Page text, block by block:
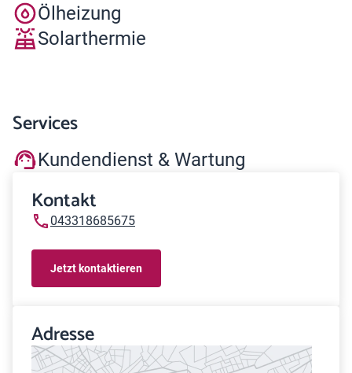
Ölheizung
Solarthermie
Services
Kundendienst & Wartung
Kontakt
043318685675
Jetzt kontaktieren
Adresse